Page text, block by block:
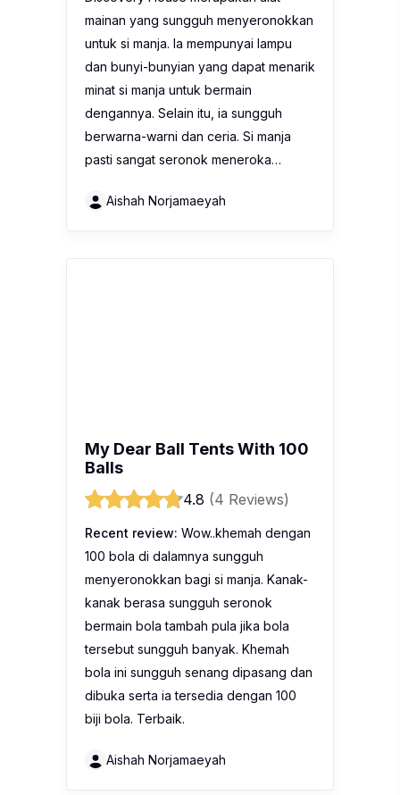
mainan yang sungguh menyeronokkan
untuk si manja. Ia mempunyai lampu
dan bunyi-bunyian yang dapat menarik
minat si manja untuk bermain
dengannya. Selain itu, ia sungguh
berwarna-warni dan ceria. Si manja
pasti sangat seronok meneroka…
Aishah Norjamaeyah
My Dear Ball Tents With 100
Balls
4.8 (4 Reviews)
Recent review: Wow..khemah dengan
100 bola di dalamnya sungguh
menyeronokkan bagi si manja. Kanak-
kanak berasa sungguh seronok
bermain bola tambah pula jika bola
tersebut sungguh banyak. Khemah
bola ini sungguh senang dipasang dan
dibuka serta ia tersedia dengan 100
biji bola. Terbaik.
Aishah Norjamaeyah